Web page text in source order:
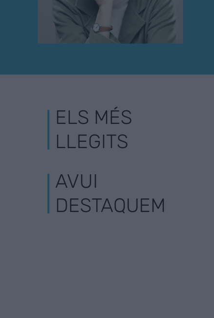
ELS MÉS
LLEGITS
AVUI
DESTAQUEM